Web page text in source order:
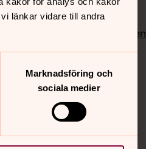
länkar vidare till andra
Marknadsföring och
sociala medier
Instagram
Vimeo
Bloggportalen